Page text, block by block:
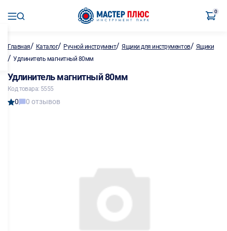
0
Главная/ Каталог/ Ручной инструмент/Ящики для инструментов/ Ящики
/ Удлинитель магнитный 80мм
Удлинитель магнитный 80мм
Код товара: 5555
0 0 отзывов